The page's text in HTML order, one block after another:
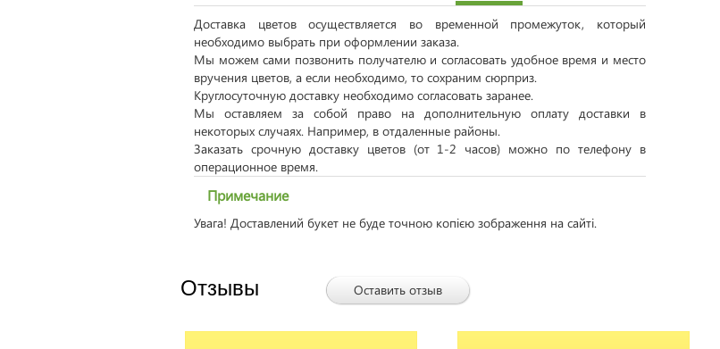
Доставка цветов осуществляется во временной промежуток, который
необходимо выбрать при оформлении заказа.
Мы можем сами позвонить получателю и согласовать удобное время и место
вручения цветов, а если необходимо, то сохраним сюрприз.
Круглосуточную доставку необходимо согласовать заранее.
Мы оставляем за собой право на дополнительную оплату доставки в
некоторых случаях. Например, в отдаленные районы.
Заказать срочную доставку цветов (от 1-2 часов) можно по телефону в
операционное время.
Примечание
Увага! Доставлений букет не буде точною копією зображення на сайті.
Отзывы Оставить отзыв